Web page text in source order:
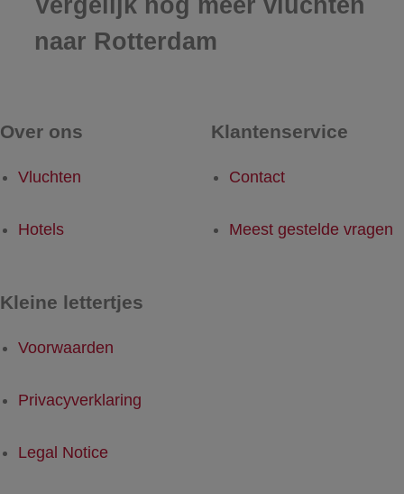
Vergelijk nog meer vluchten
naar Rotterdam
Over ons
Vluchten
Hotels
Klantenservice
Contact
Meest gestelde vragen
Kleine lettertjes
Voorwaarden
Privacyverklaring
Legal Notice